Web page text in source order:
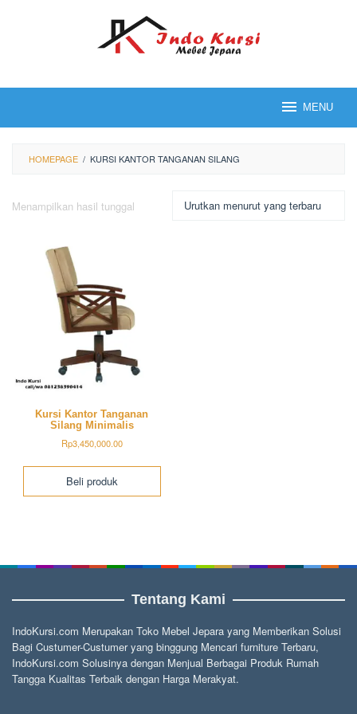
MENU
HOMEPAGE / KURSI KANTOR TANGANAN SILANG
Menampilkan hasil tunggal
Kursi Kantor Tanganan
Silang Minimalis
Rp3,450,000.00
Beli produk
Tentang Kami
IndoKursi.com Merupakan Toko Mebel Jepara yang Memberikan Solusi
Bagi Custumer-Custumer yang binggung Mencari furniture Terbaru,
IndoKursi.com Solusinya dengan Menjual Berbagai Produk Rumah
Tangga Kualitas Terbaik dengan Harga Merakyat.